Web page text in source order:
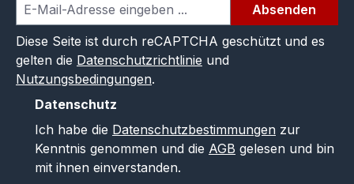
Absenden
Diese Seite ist durch reCAPTCHA geschützt und es
gelten die Datenschutzrichtlinie und
Nutzungsbedingungen.
Datenschutz
Ich habe die Datenschutzbestimmungen zur
Kenntnis genommen und die AGB gelesen und bin
mit ihnen einverstanden.